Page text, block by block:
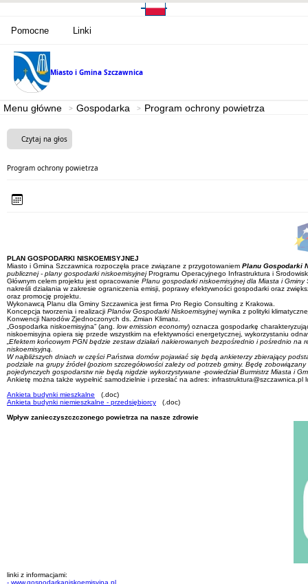
Pomocne Linki
Miasto i Gmina Szczawnica
Menu główne Gospodarka Program ochrony powietrza
Czytaj na głos
Program ochrony powietrza
PLAN GOSPODARKI NISKOEMISYJNEJ
Miasto i Gmina Szczawnica rozpoczęła prace związane z przygotowaniem Planu Gospodarki
publicznej - plany gospodarki niskoemisyjnejProgramu Operacyjnego Infrastruktura i
Głównym celem projektu jest opracowanie Planu gospodarki niskoemisyjnej dla Miasta i
nakreśli działania w zakresie ograniczenia emisji, poprawy efektywności gospodarki oraz
oraz promocję projektu.
Wykonawcą Planu dla Gminy Szczawnica jest firma Pro Regio Consulting z Krakowa.
Koncepcja tworzenia i realizacji Planów Gospodarki Niskoemisyjnejwynika z polityki
Konwencji Narodów Zjednoczonych ds. Zmian Klimatu.
„Gospodarka niskoemisyjna” (ang. low emission economy) oznacza gospodarkę
niskoemisyjna opiera się przede wszystkim na efektywności energetycznej, wykorzystaniu
„Efektem końcowym PGN będzie zestaw działań nakierowanych bezpośrednio i pośrednio
niskoemisyjną.
W najbliższych dniach w części Państwa domów pojawiać się będą ankieterzy zbierający
podziale na grupy źródeł (poziom szczegółowości zależy od potrzeb gminy. Będę
pojedynczych gospodarstw nie będą nigdzie wykorzystywane -powiedział Burmistrz Miasta i
Ankietę można także wypełnić samodzielnie i przesłać na adres: infrastruktura@szczawnica.pl
Ankieta budynki mieszkalne (.doc)
Ankieta budynki niemieszkalne - przedsiębiorcy (.doc)
Wpływ zanieczyszczczonego powietrza na nasze zdrowie
linki z informacjami:
- www.gospodarkaniskoemisyjna.pl